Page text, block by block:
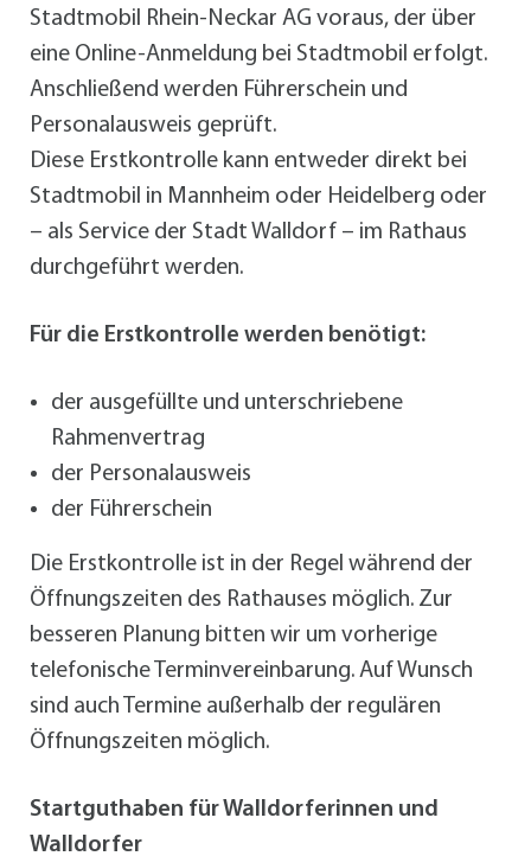
Stadtmobil Rhein-Neckar AG voraus, der über
eine Online-Anmeldung bei Stadtmobil erfolgt.
Anschließend werden Führerschein und
Personalausweis geprüft.
Diese Erstkontrolle kann entweder direkt bei
Stadtmobil in Mannheim oder Heidelberg oder
– als Service der Stadt Walldorf – im Rathaus
durchgeführt werden.
Für die Erstkontrolle werden benötigt:
der ausgefüllte und unterschriebene
Rahmenvertrag
der Personalausweis
der Führerschein
Die Erstkontrolle ist in der Regel während der
Öffnungszeiten des Rathauses möglich. Zur
besseren Planung bitten wir um vorherige
telefonische Terminvereinbarung. Auf Wunsch
sind auch Termine außerhalb der regulären
Öffnungszeiten möglich.
Startguthaben für Walldorferinnen und
Walldorfer